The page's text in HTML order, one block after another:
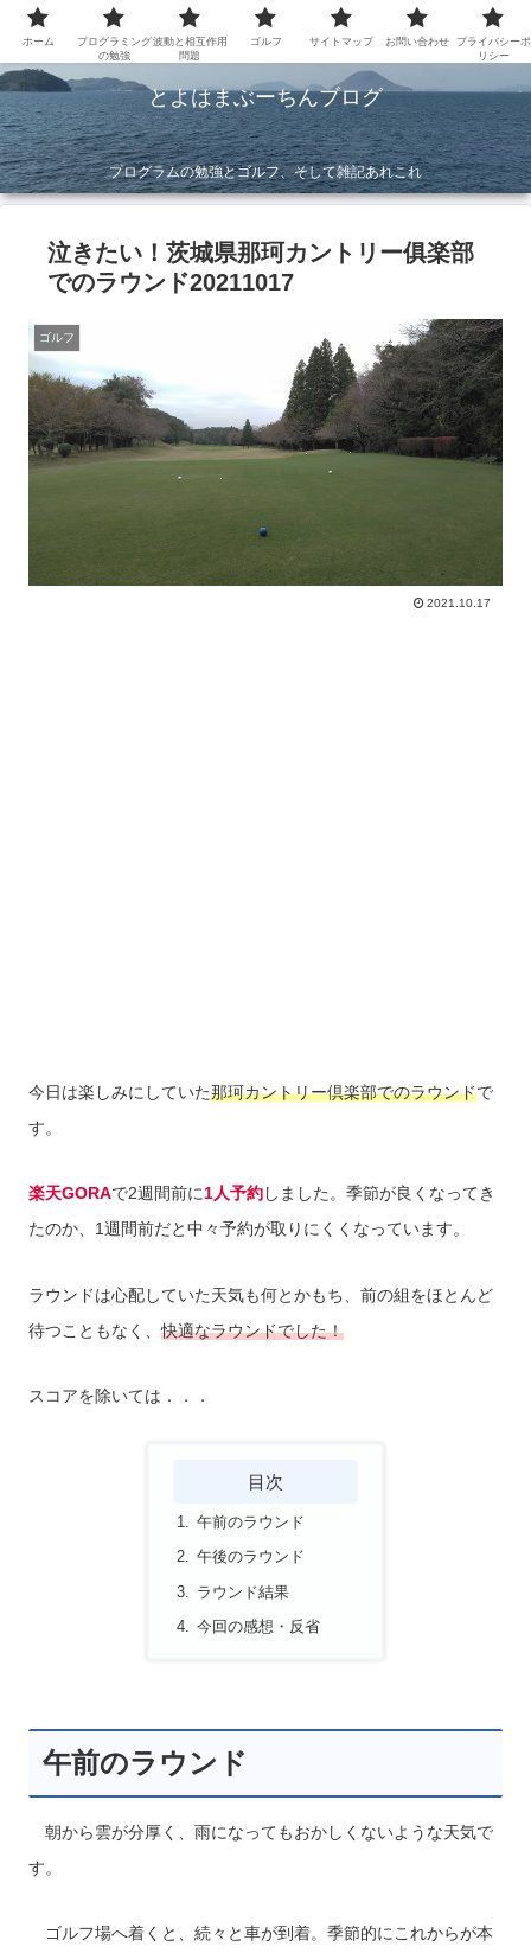
とよはまぶーちんブログ
プログラムの勉強とゴルフ、そして雑記あれこれ
泣きたい！茨城県那珂カントリー俱楽部
でのラウンド20211017
ゴルフ
2021.10.17
今日は楽しみにしていた那珂カントリー倶楽部でのラウンドで
す。
楽天GORAで2週間前に1人予約しました。季節が良くなってき
たのか、1週間前だと中々予約が取りにくくなっています。
ラウンドは心配していた天気も何とかもち、前の組をほとんど
待つこともなく、快適なラウンドでした！
スコアを除いては．．．
目次
午前のラウンド
午後のラウンド
ラウンド結果
今回の感想・反省
午前のラウンド
朝から雲が分厚く、雨になってもおかしくないような天気で
す。
ゴルフ場へ着くと、続々と車が到着。季節的にこれからが本
ホーム
プログラミング
の勉強
波動と相互作用
問題
ゴルフ サイトマップ お問い合わせ
プライバシーポ
リシー